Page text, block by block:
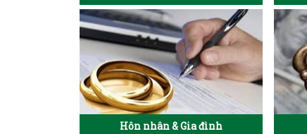
Hôn nhân & Gia đình